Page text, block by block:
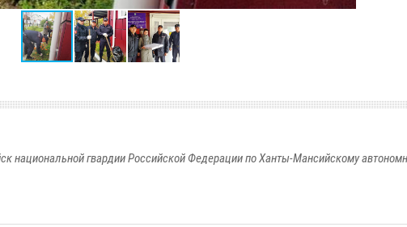
национальной гвардии Российской Федерации по Ханты-Мансийскому